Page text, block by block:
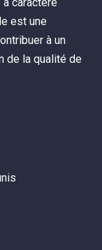
est une
à un
de la qualité de